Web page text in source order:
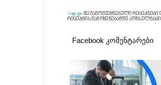
Vap.ge-ზე გამოქვეყნებული
რეცეპტის გამოყენებამდე
Facebook კომენტარები